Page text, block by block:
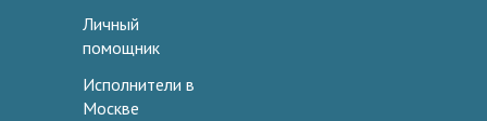
Личный
помощник
Исполнители в
Москве